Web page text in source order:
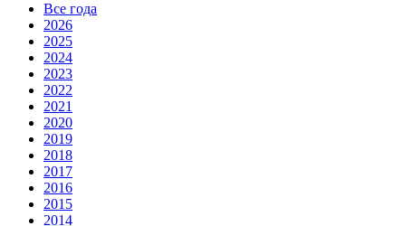
Все года
2026
2025
2024
2023
2022
2021
2020
2019
2018
2017
2016
2015
2014